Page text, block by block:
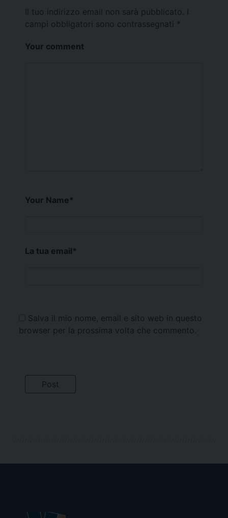
Il tuo indirizzo email non sarà pubblicato.
campi obbligatori sono contrassegnati *
Your comment
Your Name*
La tua email*
Salva il mio nome, email e sito web in questo
browser per la prossima volta che commento.